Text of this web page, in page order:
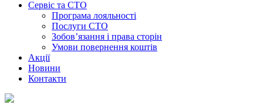
Cервіс та СТО
Програма лояльності
Послуги СТО
Зобов’язання і права сторін
Умови повернення коштів
Акції
Новини
Контакти